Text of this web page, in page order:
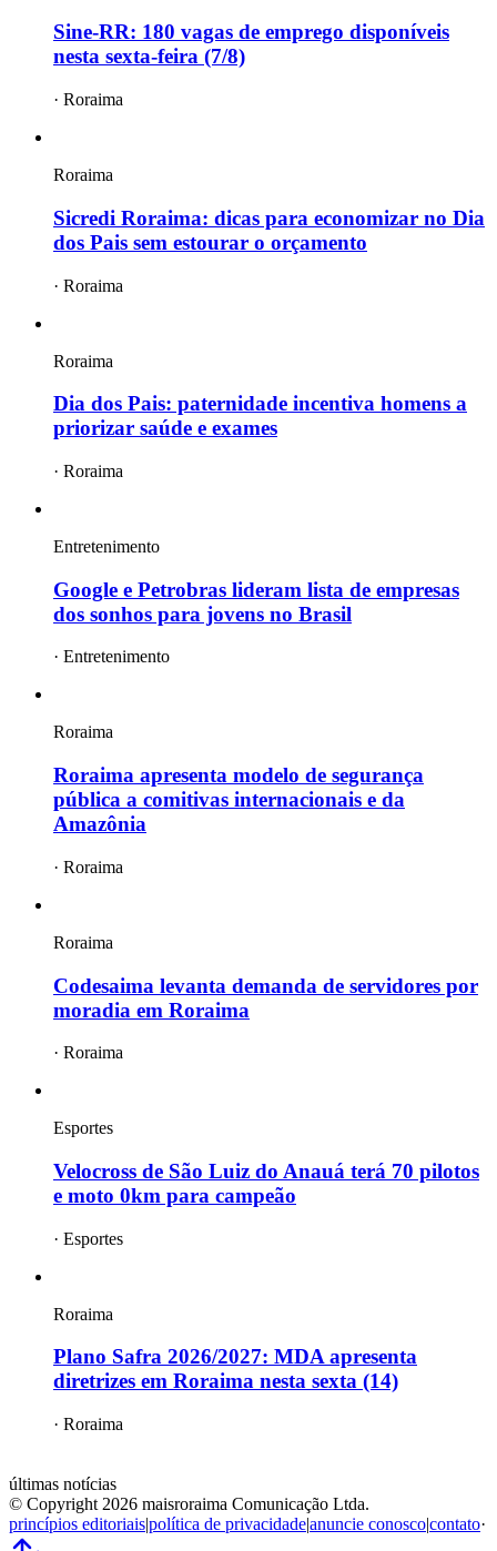
Sine-RR: 180 vagas de emprego disponíveis
nesta sexta-feira (7/8)
· Roraima
Roraima
Sicredi Roraima: dicas para economizar no Dia
dos Pais sem estourar o orçamento
· Roraima
Roraima
Dia dos Pais: paternidade incentiva homens a
priorizar saúde e exames
· Roraima
Entretenimento
Google e Petrobras lideram lista de empresas
dos sonhos para jovens no Brasil
· Entretenimento
Roraima
Roraima apresenta modelo de segurança
pública a comitivas internacionais e da
Amazônia
· Roraima
Roraima
Codesaima levanta demanda de servidores por
moradia em Roraima
· Roraima
Esportes
Velocross de São Luiz do Anauá terá 70 pilotos
e moto 0km para campeão
· Esportes
Roraima
Plano Safra 2026/2027: MDA apresenta
diretrizes em Roraima nesta sexta (14)
· Roraima
últimas notícias
© Copyright 2026 maisroraima Comunicação Ltda.
princípios editoriais|política de privacidade|anuncie conosco|contato·